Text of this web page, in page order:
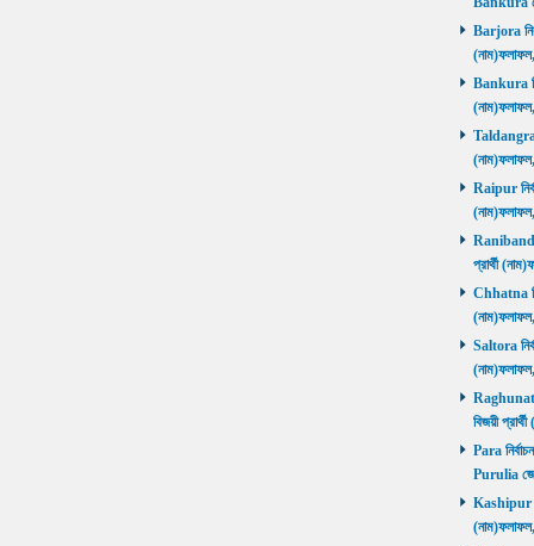
Barjora
Bankura
Taldangra
Raipur
Ranibandh
প্রার্থী
Chhatna
Saltora
বিজয়ী
Para
Purulia
Kashipur